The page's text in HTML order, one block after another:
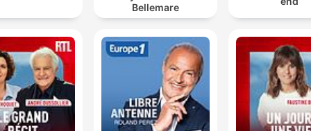
Bellemare